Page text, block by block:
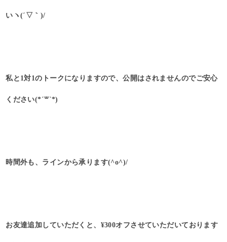
いヽ(´▽｀)/
私と1対1のトークになりますので、公開はされませんのでご安心
ください(*´꒳`*)
時間外も、ラインから承ります(^o^)/
お友達追加していただくと、¥300オフさせていただいております